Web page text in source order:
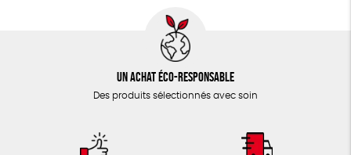
Un achat éco-responsable
Des produits sélectionnés avec soin